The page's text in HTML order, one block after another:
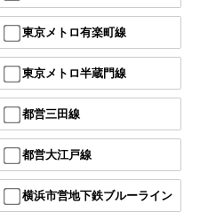
東京メトロ有楽町線
東京メトロ半蔵門線
都営三田線
都営大江戸線
横浜市営地下鉄ブルーライン